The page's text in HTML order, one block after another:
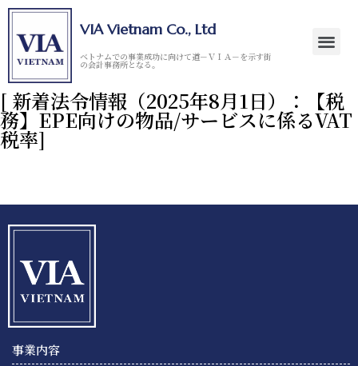
VIA Vietnam Co., Ltd
ベトナムでの事業成功に向けて道－ＶＩＡ－を示す街
の会計事務所となる。
[ 新着法令情報（2025年8月1日）：【税
務】EPE向けの物品/サービスに係るVAT
税率]
事業内容